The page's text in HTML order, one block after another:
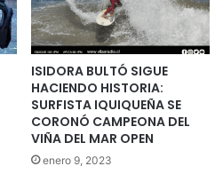
ISIDORA BULTÓ SIGUE
HACIENDO HISTORIA:
SURFISTA IQUIQUEÑA SE
CORONÓ CAMPEONA DEL
VIÑA DEL MAR OPEN
enero 9, 2023